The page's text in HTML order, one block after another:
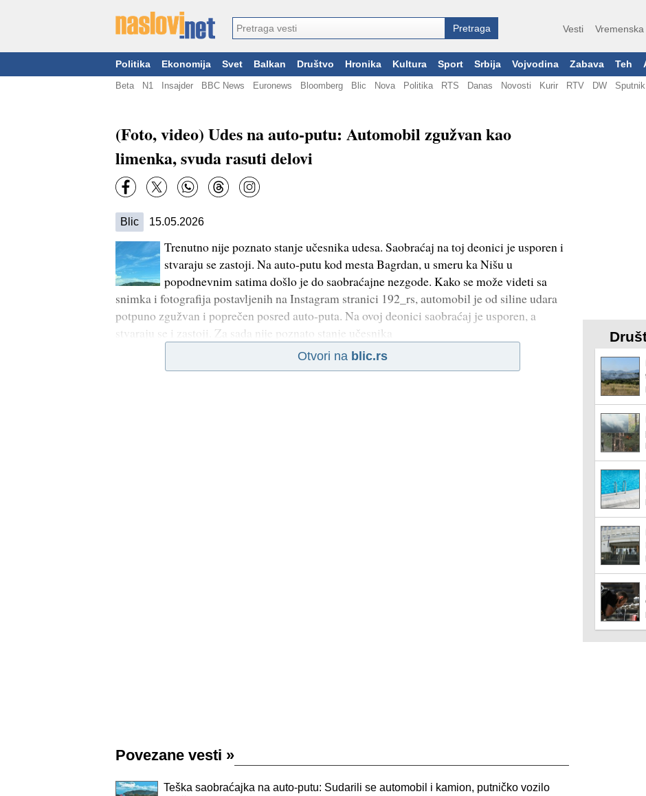
Vesti
Politika Ekonomija Svet Balkan Društvo Hronika Kultura Sport Srbija Vojvodina Zabava Teh
Beta N1 Insajder BBC News Euronews Bloomberg Blic Nova Politika RTS Danas Novosti Kurir RTV DW Sputnik
(Foto, video) Udes na auto-putu: Automobil zgužvan kao
limenka, svuda rasuti delovi
Blic 15.05.2026
Trenutno nije poznato stanje učesnika udesa. Saobraćaj na toj deonici je usporen i
stvaraju se zastoji. Na auto-putu kod mesta Bagrdan, u smeru ka Nišu u
popodnevnim satima došlo je do saobraćajne nezgode. Kako se može videti sa
snimka i fotografija postavljenih na Instagram stranici 192_rs, automobil je od siline udara
potpuno zgužvan i poprečen posred auto-puta. Na ovoj deonici saobraćaj je usporen, a
stvaraju se i zastoji. Za sada nije poznato stanje učesnika
Otvori na blic.rs
Povezane vesti »
Teška saobraćajka na auto-putu: Sudarili se automobil i kamion, putničko vozilo